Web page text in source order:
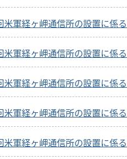
米軍経ヶ岬通信所の設置に係
米軍経ヶ岬通信所の設置に係
米軍経ヶ岬通信所の設置に係
米軍経ヶ岬通信所の設置に係
米軍経ヶ岬通信所の設置に係